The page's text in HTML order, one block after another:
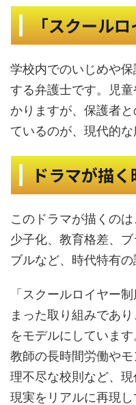
「スクール
学校内でのいじめや
する弁護士です。児
かりますが、保護者
ているのが、現代的な
ドラマが描く
このドラマが描くの
少子化、教育格差、
ブルなど、時代特有の
「スクールロイヤー
まった取り組みであ
をモデルにしています
教師の長時間労働やモ
理不尽な校則など、
現実をリアルに再現し